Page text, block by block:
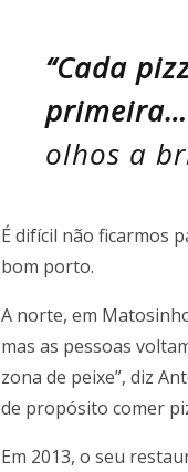
“Cada
primeira…
olhos a
É difícil não ficarmos
bom porto.
A norte, em
mas as pessoas
zona de peixe”, diz
de propósito comer
Em 2013, o seu